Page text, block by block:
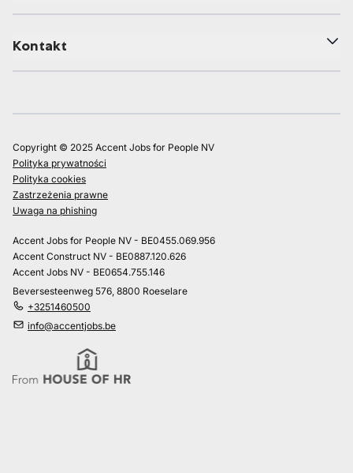
Kontakt
Copyright © 2025 Accent Jobs for People NV
Polityka prywatności
Polityka cookies
Zastrzeżenia prawne
Uwaga na phishing
Accent Jobs for People NV - BE0455.069.956
Accent Construct NV - BE0887.120.626
Accent Jobs NV - BE0654.755.146
Beversesteenweg 576, 8800 Roeselare
+3251460500
info@accentjobs.be